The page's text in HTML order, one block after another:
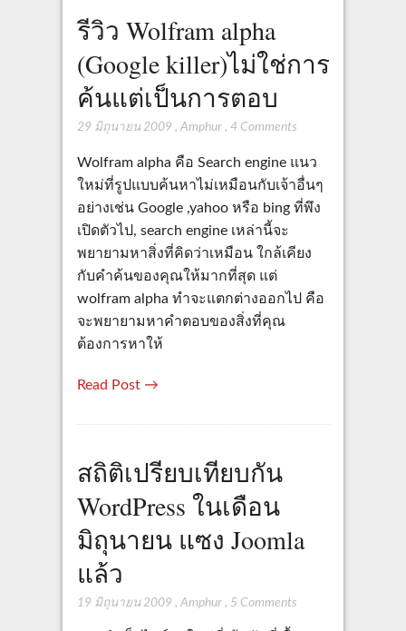
รีวิว Wolfram alpha
(Google killer)ไม่ใช่การ
ค้นแต่เป็นการตอบ
29 มิถุนายน 2009 , Amphur, 4 Comments
Wolfram alpha คือ Search engine แนว
ใหม่ที่รูปแบบค้นหาไม่เหมือนกับเจ้าอื่นๆ
อย่างเช่น Google ,yahoo หรือ bing ที่พึง
เปิดตัวไป, search engine เหล่านี้จะ
พยายามหาสิ่งที่คิดว่าเหมือน ใกล้เคียง
กับคำค้นของคุณให้มากที่สุด แต่
wolfram alpha ทำจะแตกต่างออกไป คือ
จะพยายามหาคำตอบของสิ่งที่คุณ
ต้องการหาให้
Read Post →
สถิติเปรียบเทียบกัน
WordPress ในเดือน
มิถุนายน แซง Joomla
แล้ว
19 มิถุนายน 2009 , Amphur, 5 Comments